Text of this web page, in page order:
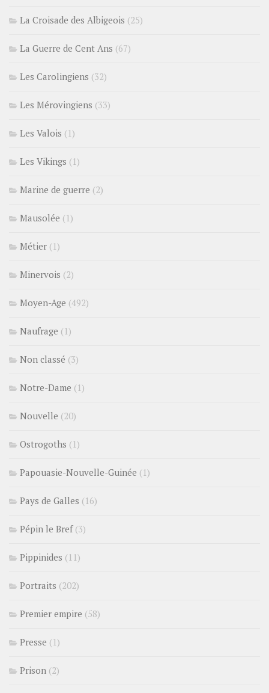
La Croisade des Albigeois (25)
La Guerre de Cent Ans (67)
Les Carolingiens (32)
Les Mérovingiens (33)
Les Valois (1)
Les Vikings (1)
Marine de guerre (2)
Mausolée (1)
Métier (1)
Minervois (2)
Moyen-Age (492)
Naufrage (1)
Non classé (3)
Notre-Dame (1)
Nouvelle (20)
Ostrogoths (1)
Papouasie-Nouvelle-Guinée (1)
Pays de Galles (16)
Pépin le Bref(3)
Pippinides (11)
Portraits (202)
Premier empire (58)
Presse (1)
Prison (2)